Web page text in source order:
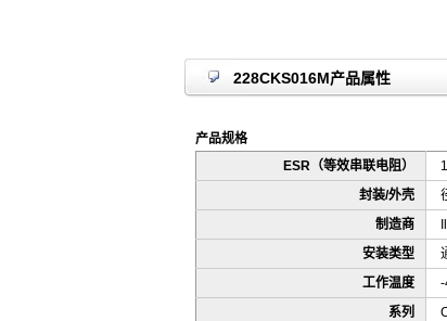
228CKS016M产品属性
产品规格
ESR（等效串联电阻）
封装/外壳
制造商
安装类型
工作温度
-
系列